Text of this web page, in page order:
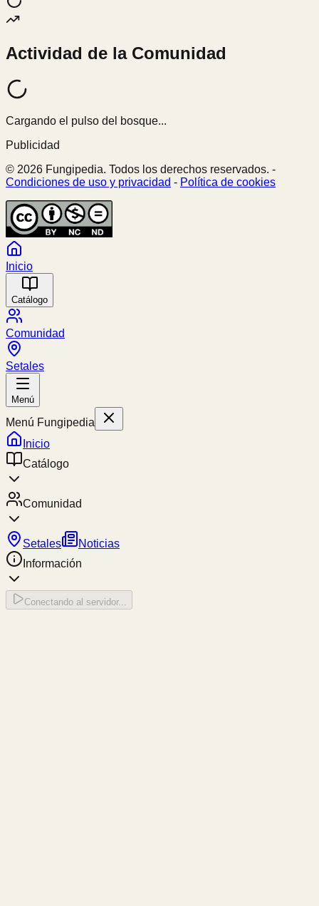
Actividad de la Comunidad
Cargando el pulso del bosque...
Publicidad
© 2026 Fungipedia. Todos los derechos reservados. -
Condiciones de uso y privacidad - Política de cookies
Inicio
Catálogo
Comunidad
Setales
Menú
Menú Fungipedia
Inicio
Catálogo
Comunidad
Setales
Noticias
Información
Conectando al servidor...